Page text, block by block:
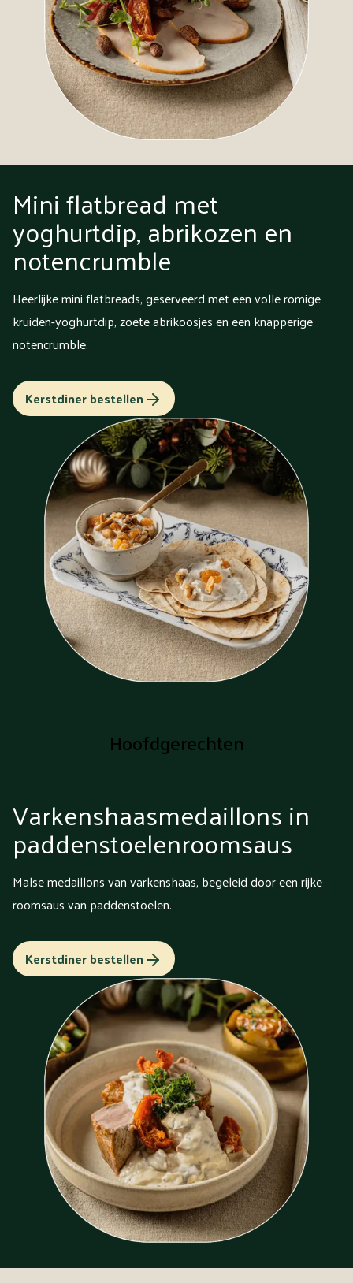
Mini flatbread met
yoghurtdip, abrikozen en
notencrumble
Heerlijke mini flatbreads, geserveerd met een volle romige
kruiden-yoghurtdip, zoete abrikoosjes en een knapperige
notencrumble.
Kerstdiner bestellen
Hoofdgerechten
Varkenshaasmedaillons in
paddenstoelenroomsaus
Malse medaillons van varkenshaas, begeleid door een rijke
roomsaus van paddenstoelen.
Kerstdiner bestellen